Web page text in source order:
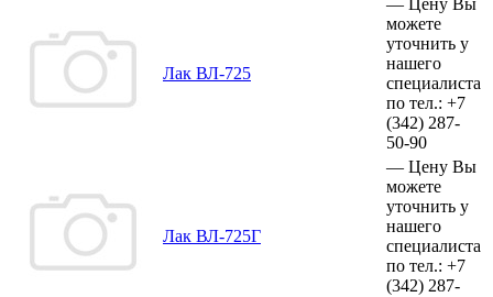
Лак ВЛ-725
можете
уточнить у
нашего
специалиста
по тел.: +7
(342) 287-
50-90
Лак ВЛ-725Г
— Цену Вы
можете
уточнить у
нашего
специалиста
по тел.: +7
(342) 287-